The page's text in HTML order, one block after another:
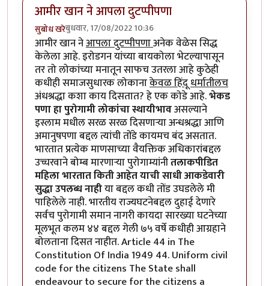
आमीर खान ने आपला दुटप्पीपणा
सुबोध खरेबुधवार, 17/08/2022 10:36
आमीर खान नेआपला दुटप्पीपणाअनेक वेळेस सिद्ध
केलेला आहे. इरोडगन यांच्या बायकोला भेटल्यापासून
तर तो लोकांच्या मनातून साफच उतरला आहे कुठेही
कधीही समाजसुधारक लोकानाकेवळ हिंदू धर्मातीलच
अंधश्रद्धा कशा काय दिसतात? हे एक कोडे आहे.भेकड
पणा हा पुरोगामी लोकांचा स्थायीभावअसल्याने
इस्लाम मधील सरळ सरळ दिसणाऱ्या अन्धश्रद्धा आणि
अमानुषपणा बद्दल त्यांची तोंडे कायमच बंद असतात.
भारतात प्रत्येक माणसाच्या वैयक्तिक अधिकारांबद्दल
उच्चरवाने बोम्ब मारणाऱ्या पुरोगाम्यांनीतलाकपीडित
महिला भारतात किती आहेत याची साधी आकडेवारी
सुद्धा उपलब्ध नाहीया बद्दल कधी तोंड उघडलेले मी
पाहिलेले नाही. भारतीय राज्यघटनेबद्दल दुहाई देणारे
सर्वच पुरोगामी समान नागरी कायदा सारख्या घटनेच्या
मूलभूत कलम ४४ बद्दल गेली ७५ वर्षे कधीही आग्रहाने
बोलताना दिसत नाहीत. Article 44 in The
Constitution Of India 1949 44. Uniform civil
code for the citizens The State shall
endeavour to secure for the citizens a